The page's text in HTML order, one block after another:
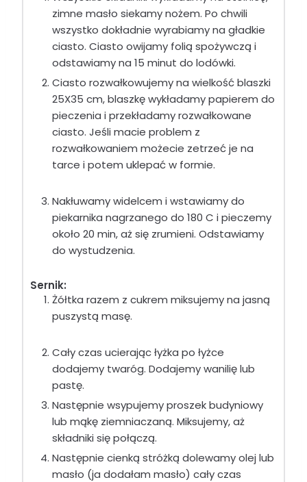
zimne masło siekamy nożem. Po chwili
wszystko dokładnie wyrabiamy na gładkie
ciasto. Ciasto owijamy folią spożywczą i
odstawiamy na 15 minut do lodówki.
Ciasto rozwałkowujemy na wielkość blaszki
25X35 cm, blaszkę wykładamy papierem do
pieczenia i przekładamy rozwałkowane
ciasto. Jeśli macie problem z
rozwałkowaniem możecie zetrzeć je na
tarce i potem uklepać w formie.
Nakłuwamy widelcem i wstawiamy do
piekarnika nagrzanego do 180 C i pieczemy
około 20 min, aż się zrumieni. Odstawiamy
do wystudzenia.
Sernik:
Żółtka razem z cukrem miksujemy na jasną
puszystą masę.
Cały czas ucierając łyżka po łyżce
dodajemy twaróg. Dodajemy wanilię lub
pastę.
Następnie wsypujemy proszek budyniowy
lub mąkę ziemniaczaną. Miksujemy, aż
składniki się połączą.
Następnie cienką stróżką dolewamy olej lub
masło (ja dodałam masło) cały czas